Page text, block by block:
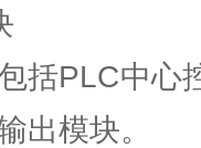
括PLC中心
出模块。